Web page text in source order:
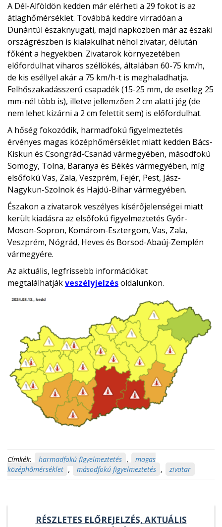
A Dél-Alföldön kedden már elérheti a 29 fokot is az
átlaghőmérséklet. Továbbá keddre virradóan a
Dunántúl északnyugati, majd napközben már az északi
országrészben is kialakulhat néhol zivatar, délután
főként a hegyekben. Zivatarok környezetében
előfordulhat viharos széllökés, általában 60-75 km/h,
de kis eséllyel akár a 75 km/h-t is meghaladhatja.
Felhőszakadásszerű csapadék (15-25 mm, de esetleg 25
mm-nél több is), illetve jellemzően 2 cm alatti jég (de
nem lehet kizárni a 2 cm felettit sem) is előfordulhat.
A hőség fokozódik, harmadfokú figyelmeztetés
érvényes magas középhőmérséklet miatt kedden Bács-
Kiskun és Csongrád-Csanád vármegyében, másodfokú
Somogy, Tolna, Baranya és Békés vármegyében, míg
elsőfokú Vas, Zala, Veszprém, Fejér, Pest, Jász-
Nagykun-Szolnok és Hajdú-Bihar vármegyében.
Északon a zivatarok veszélyes kísérőjelenségei miatt
került kiadásra az elsőfokú figyelmeztetés Győr-
Moson-Sopron, Komárom-Esztergom, Vas, Zala,
Veszprém, Nógrád, Heves és Borsod-Abaúj-Zemplén
vármegyére.
Az aktuális, legfrissebb információkat
megtalálhatjákveszélyjelzésoldalunkon.
Címkék: harmadfokú figyelmeztetés ,
magas
középhőmérséklet , másodfokú figyelmeztetés , zivatar
RÉSZLETES ELŐREJELZÉS, AKTUÁLIS